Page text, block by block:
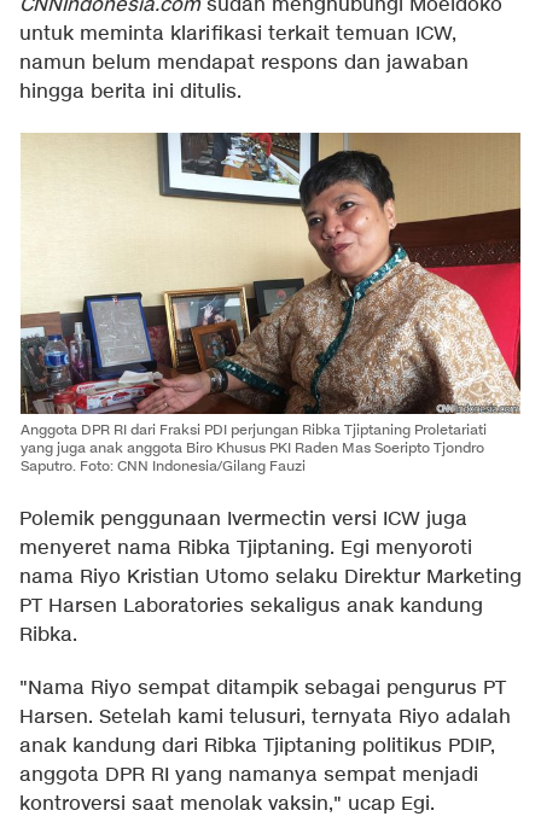
CNNIndonesia.comsudah menghubungi Moeldoko
untuk meminta klarifikasi terkait temuan ICW,
namun belum mendapat respons dan jawaban
hingga berita ini ditulis.
Anggota DPR RI dari Fraksi PDI perjungan Ribka Tjiptaning Proletariati
yang juga anak anggota Biro Khusus PKI Raden Mas Soeripto Tjondro
Saputro. Foto: CNN Indonesia/Gilang Fauzi
Polemik penggunaan Ivermectin versi ICW juga
menyeret nama Ribka Tjiptaning. Egi menyoroti
nama Riyo Kristian Utomo selaku Direktur Marketing
PT Harsen Laboratories sekaligus anak kandung
Ribka.
"Nama Riyo sempat ditampik sebagai pengurus PT
Harsen. Setelah kami telusuri, ternyata Riyo adalah
anak kandung dari Ribka Tjiptaning politikus PDIP,
anggota DPR RI yang namanya sempat menjadi
kontroversi saat menolak vaksin," ucap Egi.